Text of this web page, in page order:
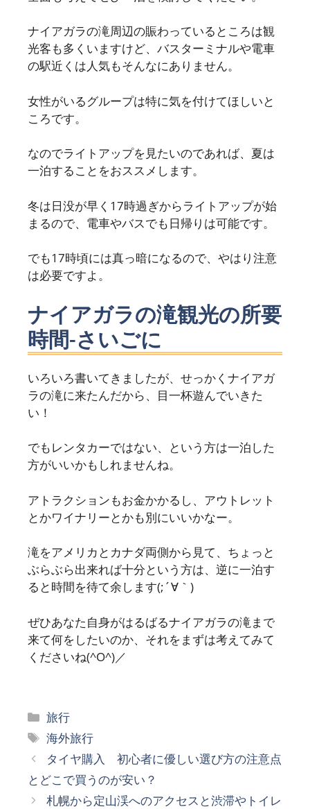
ナイアガラの滝周辺の賑わっているところは観
光客も多くいますけど、バスターミナルや電車
の駅近くは人気もそんなにありません。
女性がいるグループは特に気を付けてほしいと
ころです。
なのでライトアップを見たいのであれば、夏は
一泊することをおススメします。
冬は日没が早く17時過ぎからライトアップが始
まるので、電車やバスでも日帰りは可能です。
でも17時頃には真っ暗になるので、やはり注意
は必要ですよ。
ナイアガラの滝観光の所要
時間-さいごに
いろいろ書いてきましたが、せっかくナイアガ
ラの滝に来たんだから、目一杯遊んでいきた
い！
でもレンタカーではない、という方は一泊した
方がいいかもしれませんね。
アトラクションもお金かかるし、アウトレット
とかワイナリーとかも別にいいかなー。
滝をアメリカとカナダ両側から見て、ちょっと
ぶらぶら出来れば十分という方は、逆に一泊す
ると時間を待て余します(;´∀｀)
ぜひあなた自身がはるばるナイアガラの滝まで
来て何をしたいのか、それをまずは考えてみて
くださいね(^O^)／
カ
テ
ゴ
リ
ー
旅行
タ
グ
海外旅行
タイヤ購入 初心者に優しい選び方の注意点
とどこで買うのが安い？
札幌から定山渓へのアクセスと渋滞やトイレ